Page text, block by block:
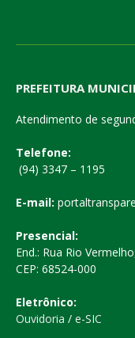
PREFEITURA
Atendimento de
Telefone:
(94) 3347 – 1195
E-mail:
Presencial:
End.: Rua Rio
CEP: 68524-000
Eletrônico:
Ouvidoria / e-SIC